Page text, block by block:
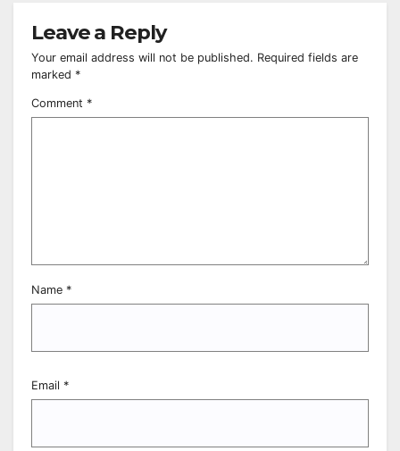
Leave a Reply
Your email address will not be published. Required fields are
marked *
Comment *
Name *
Email *